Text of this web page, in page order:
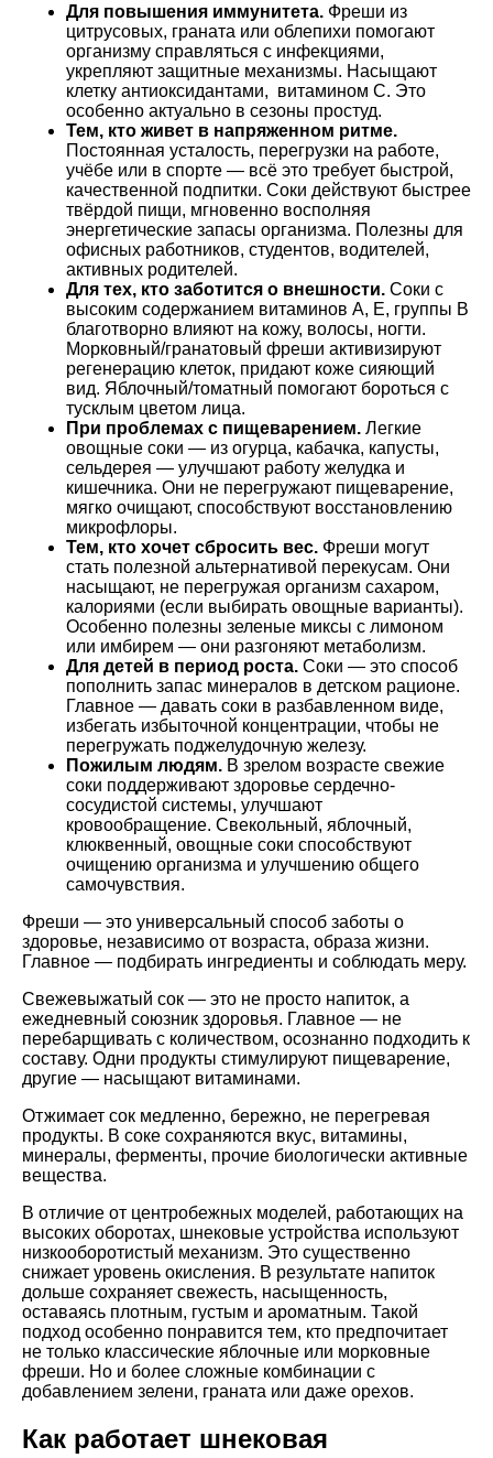
Для повышения иммунитета. Фреши из
цитрусовых, граната или облепихи помогают
организму справляться с инфекциями,
укрепляют защитные механизмы. Насыщают
клетку антиоксидантами, витамином C. Это
особенно актуально в сезоны простуд.
Тем, кто живет в напряженном ритме.
Постоянная усталость, перегрузки на работе,
учёбе или в спорте — всё это требует быстрой,
качественной подпитки. Соки действуют быстрее
твёрдой пищи, мгновенно восполняя
энергетические запасы организма. Полезны для
офисных работников, студентов, водителей,
активных родителей.
Для тех, кто заботится о внешности. Соки с
высоким содержанием витаминов A, E, группы B
благотворно влияют на кожу, волосы, ногти.
Морковный/гранатовый фреши активизируют
регенерацию клеток, придают коже сияющий
вид. Яблочный/томатный помогают бороться с
тусклым цветом лица.
При проблемах с пищеварением. Легкие
овощные соки — из огурца, кабачка, капусты,
сельдерея — улучшают работу желудка и
кишечника. Они не перегружают пищеварение,
мягко очищают, способствуют восстановлению
микрофлоры.
Тем, кто хочет сбросить вес. Фреши могут
стать полезной альтернативой перекусам. Они
насыщают, не перегружая организм сахаром,
калориями (если выбирать овощные варианты).
Особенно полезны зеленые миксы с лимоном
или имбирем — они разгоняют метаболизм.
Для детей в период роста. Соки — это способ
пополнить запас минералов в детском рационе.
Главное — давать соки в разбавленном виде,
избегать избыточной концентрации, чтобы не
перегружать поджелудочную железу.
Пожилым людям. В зрелом возрасте свежие
соки поддерживают здоровье сердечно-
сосудистой системы, улучшают
кровообращение. Свекольный, яблочный,
клюквенный, овощные соки способствуют
очищению организма и улучшению общего
самочувствия.
Фреши — это универсальный способ заботы о
здоровье, независимо от возраста, образа жизни.
Главное — подбирать ингредиенты и соблюдать меру.
Свежевыжатый сок — это не просто напиток, а
ежедневный союзник здоровья. Главное — не
перебарщивать с количеством, осознанно подходить к
составу. Одни продукты стимулируют пищеварение,
другие — насыщают витаминами.
Отжимает сок медленно, бережно, не перегревая
продукты. В соке сохраняются вкус, витамины,
минералы, ферменты, прочие биологически активные
вещества.
В отличие от центробежных моделей, работающих на
высоких оборотах, шнековые устройства используют
низкооборотистый механизм. Это существенно
снижает уровень окисления. В результате напиток
дольше сохраняет свежесть, насыщенность,
оставаясь плотным, густым и ароматным. Такой
подход особенно понравится тем, кто предпочитает
не только классические яблочные или морковные
фреши. Но и более сложные комбинации с
добавлением зелени, граната или даже орехов.
Как работает шнековая